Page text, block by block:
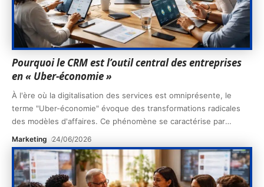
Pourquoi le CRM est l’outil central des entreprises
en « Uber-économie »
À l'ère où la digitalisation des services est omniprésente, le
terme "Uber-économie" évoque des transformations radicales
des modèles d'affaires. Ce phénomène se caractérise par…
Marketing 24/06/2026